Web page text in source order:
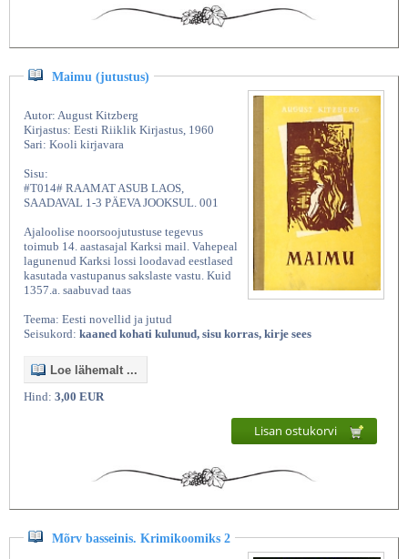
Maimu (jutustus)
Autor: August Kitzberg
Kirjastus: Eesti Riiklik Kirjastus, 1960
Sari: Kooli kirjavara
Sisu:
#T014# RAAMAT ASUB LAOS,
SAADAVAL 1-3 PÄEVA JOOKSUL. 001
Ajaloolise noorsoojutustuse tegevus
toimub 14. aastasajal Karksi mail. Vahepeal
lagunenud Karksi lossi loodavad eestlased
kasutada vastupanus sakslaste vastu. Kuid
1357.a. saabuvad taas
Teema: Eesti novellid ja jutud
Seisukord: kaaned kohati kulunud, sisu korras, kirje sees
Loe lähemalt ...
Hind: 3,00 EUR
Lisan ostukorvi
Mõrv basseinis. Krimikoomiks 2